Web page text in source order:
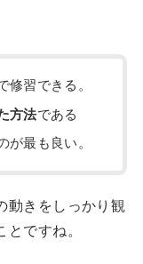
修習できる。
方法である
が最も良い。
動きをしっかり観
ですね。